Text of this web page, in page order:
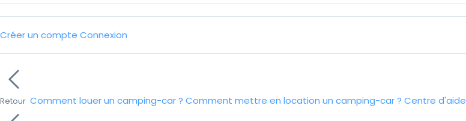
Créer un compte Connexion
Retour Comment louer un camping-car ? Comment mettre en location un camping-car ? Centre d'aide